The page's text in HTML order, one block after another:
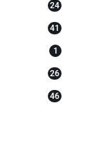
24
41
1
26
46